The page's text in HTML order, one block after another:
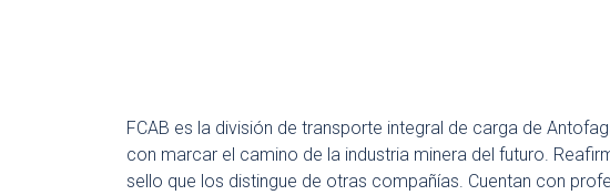
FCAB es la división de transporte integral de carga de
con marcar el camino de la industria minera del futuro.
sello que los distingue de otras compañías. Cuentan con